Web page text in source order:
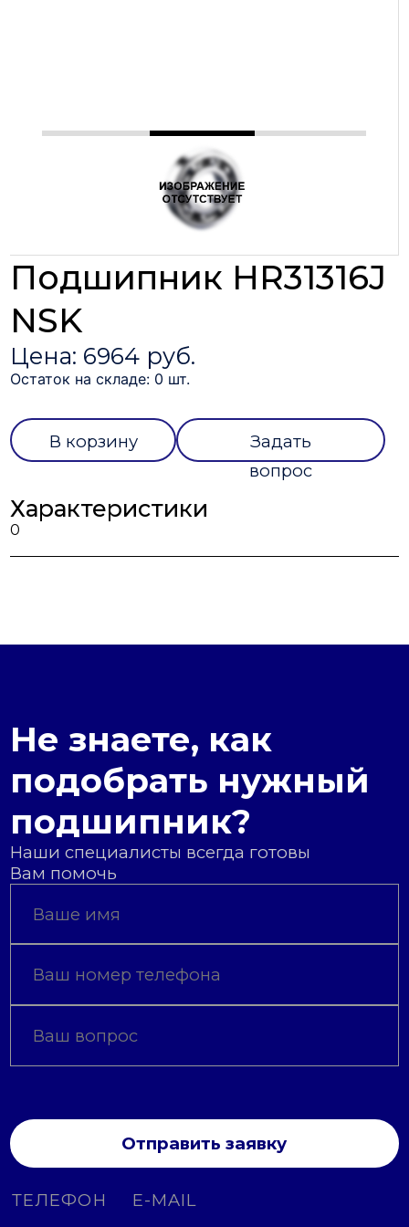
Подшипник HR31316J
NSK
Цена: 6964 руб.
Остаток на складе: 0 шт.
В корзину
Задать
вопрос
Характеристики
0
Не знаете, как
подобрать нужный
подшипник?
Наши специалисты всегда готовы
Вам помочь
Отправить заявку
ТЕЛЕФОН E-MAIL